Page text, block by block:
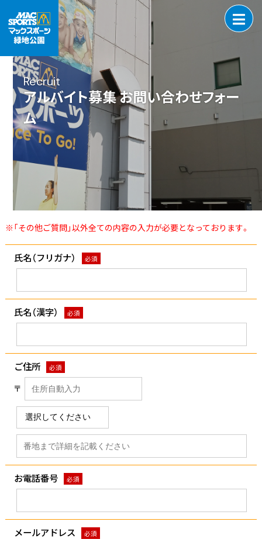
Recruit
アルバイト募集 お問い合わせフォー
ム
※「その他ご質問」以外全ての内容の入力が必要となっております。
氏名（フリガナ） 必須
氏名（漢字） 必須
ご住所 必須
〒
お電話番号 必須
メールアドレス 必須